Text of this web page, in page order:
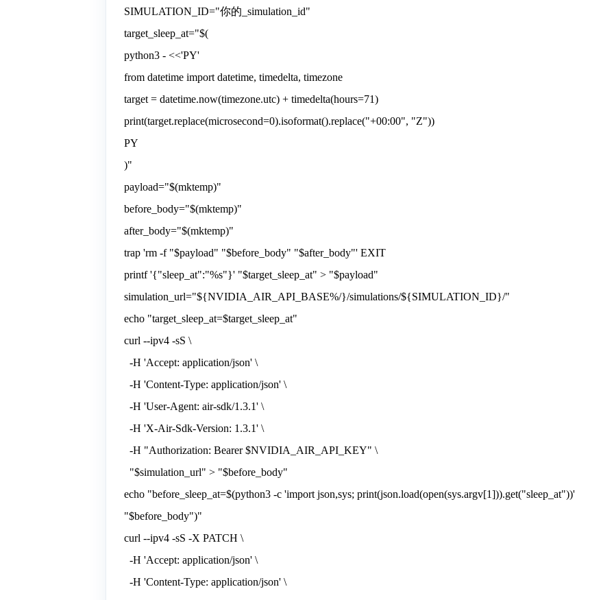
SIMULATION_ID="你的_simulation_id"
target_sleep_at="$(
python3 - <<'PY'
from datetime import datetime, timedelta, timezone
target = datetime.now(timezone.utc) + timedelta(hours=71)
print(target.replace(microsecond=0).isoformat().replace("+00:00", "Z"))
PY
)"
payload="$(mktemp)"
before_body="$(mktemp)"
after_body="$(mktemp)"
trap 'rm -f "$payload" "$before_body" "$after_body"' EXIT
printf '{"sleep_at":"%s"}' "$target_sleep_at" > "$payload"
simulation_url="${NVIDIA_AIR_API_BASE%/}/simulations/${SIMULATION_ID}/"
echo "target_sleep_at=$target_sleep_at"
curl --ipv4 -sS \
-H 'Accept: application/json' \
-H 'Content-Type: application/json' \
-H 'User-Agent: air-sdk/1.3.1' \
-H 'X-Air-Sdk-Version: 1.3.1' \
-H "Authorization: Bearer $NVIDIA_AIR_API_KEY" \
"$simulation_url" > "$before_body"
echo "before_sleep_at=$(python3 -c 'import json,sys; print(json.load(open(sys.argv[1])).get("sleep_at"))'
"$before_body")"
curl --ipv4 -sS -X PATCH \
-H 'Accept: application/json' \
-H 'Content-Type: application/json' \